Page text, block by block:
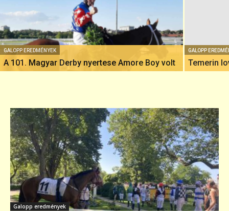
GALOPP EREDMÉNYEK
A 101. Magyar Derby nyertese Amore Boy volt
GALOPP
Temerin
Galopp eredmények